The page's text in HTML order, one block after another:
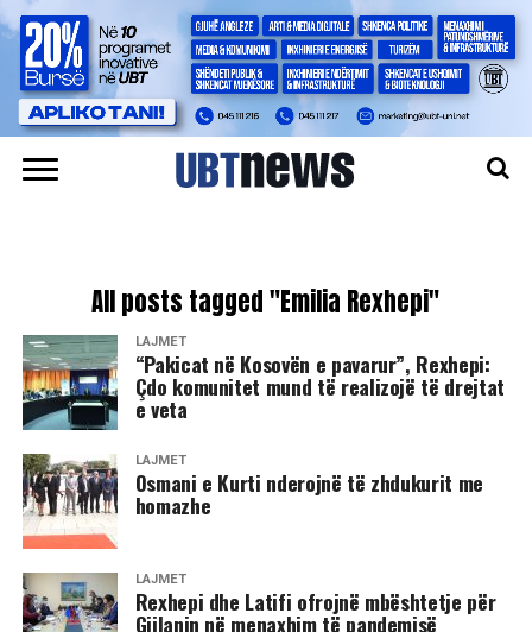
All posts tagged "Emilia Rexhepi"
LAJMET
​“Pakicat në Kosovën e pavarur”, Rexhepi:
Çdo komunitet mund të realizojë të drejtat
e veta
LAJMET
Osmani e Kurti nderojnë të zhdukurit me
homazhe
LAJMET
​Rexhepi dhe Latifi ofrojnë mbështetje për
Gjilanin në menaxhim të pandemisë